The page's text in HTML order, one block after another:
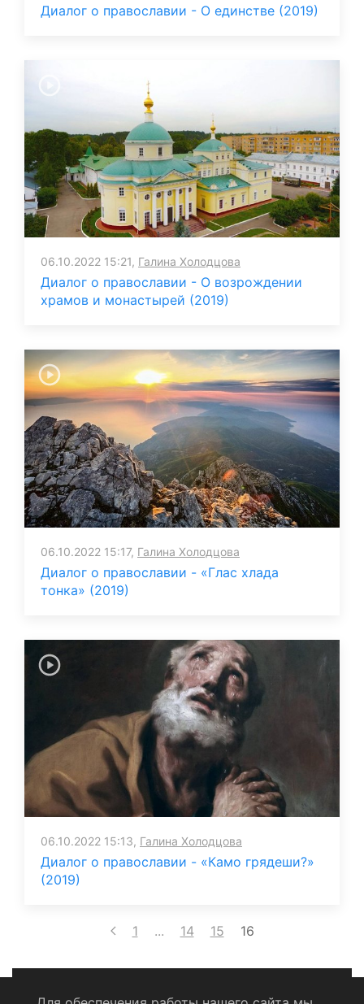
Диалог о православии - О единстве (2019)
06.10.2022 15:21, Галина Холодцова
Диалог о православии - О возрождении
храмов и монастырей (2019)
06.10.2022 15:17, Галина Холодцова
Диалог о православии - «Глас хлада
тонка» (2019)
06.10.2022 15:13, Галина Холодцова
Диалог о православии - «Камо грядеши?»
(2019)
1 ... 14 15 16